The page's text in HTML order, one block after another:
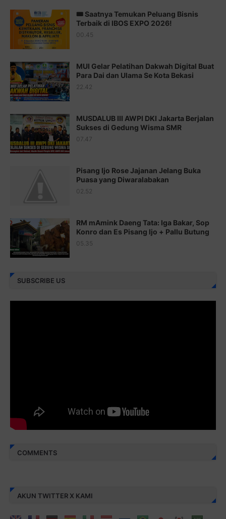
Juz 14 ⇨http://j.mp/2b8SUTA
Juz 15 ⇨http://j.mp/2bFRQIM
Juz 17 ⇨http://j.mp/2brHsFz
Juz 18 ⇨http://j.mp/2b8SCfc
Juz 19 ⇨http://j.mp/2bFSq95
Juz 20 ⇨http://j.mp/2brI1zc
Juz 21 ⇨http://j.mp/2b8VcBO
http://j.mp/2bFRxNP
http://j.mp/2brItxm
Juz 25 ⇨http://j.mp/2brImlf
Juz 26 ⇨http://j.mp/2bFRHF2
🎟️ Saatnya Temukan Peluang Bisnis
Terbaik di IBOS EXPO 2026!
00.45
MUI Gelar Pelatihan Dakwah Digital Buat
Para Dai dan Ulama Se Kota Bekasi
22.42
MUSDALUB III AWPI DKI Jakarta Berjalan
Sukses di Gedung Wisma SMR
07.47
Pisang Ijo Rose Jajanan Jelang Buka
Puasa yang Diwaralabakan
02.52
RM mAmink Daeng Tata: Iga Bakar, Sop
Konro dan Es Pisang Ijo + Pallu Butung
05.35
SUBSCRIBE US
COMMENTS
AKUN TWITTER X KAMI